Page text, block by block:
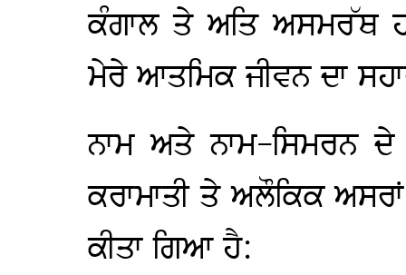
ਕੰਗਾਲ ਤੇ ਅਤਿ ਅਸਮਰੱਥ
ਮੇਰੇ ਆਤਮਿਕ ਜੀਵਨ ਦਾ
ਨਾਮ ਅਤੇ ਨਾਮ-ਸਿਮਰਨ
ਕਰਾਮਾਤੀ ਤੇ ਅਲੌਕਿਕ
ਕੀਤਾ ਗਿਆ ਹੈ: